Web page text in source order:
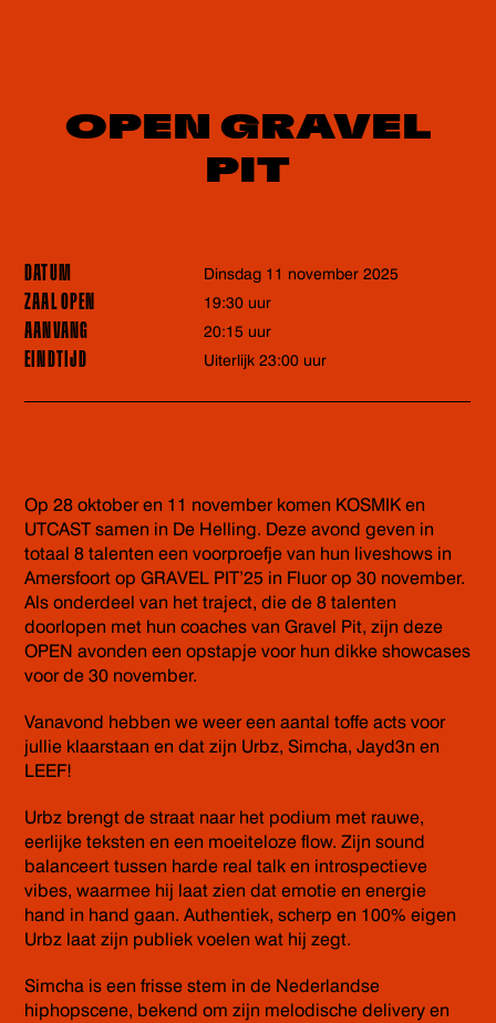
OPEN GRAVEL
PIT
DATUM dinsdag 11 november 2025
ZAAL OPEN 19:30 uur
AANVANG 20:15 uur
EINDTIJD Uiterlijk 23:00 uur
Op 28 oktober en 11 november komen KOSMIK en
UTCAST samen in De Helling. Deze avond geven in
totaal 8 talenten een voorproefje van hun liveshows in
Amersfoort op GRAVEL PIT’25 in Fluor op 30 november.
Als onderdeel van het traject, die de 8 talenten
doorlopen met hun coaches van Gravel Pit, zijn deze
OPEN avonden een opstapje voor hun dikke showcases
voor de 30 november.
Vanavond hebben we weer een aantal toffe acts voor
jullie klaarstaan en dat zijn Urbz, Simcha, Jayd3n en
LEEF!
Urbz brengt de straat naar het podium met rauwe,
eerlijke teksten en een moeiteloze flow. Zijn sound
balanceert tussen harde real talk en introspectieve
vibes, waarmee hij laat zien dat emotie en energie
hand in hand gaan. Authentiek, scherp en 100% eigen
Urbz laat zijn publiek voelen wat hij zegt.
Simcha is een frisse stem in de Nederlandse
hiphopscene, bekend om zijn melodische delivery en